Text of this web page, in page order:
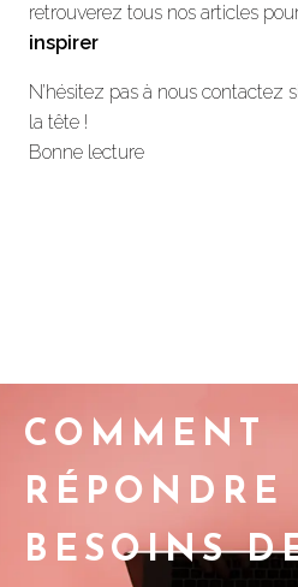
retrouverez tous nos articles
inspirer
N’hésitez pas à nous contactez
la tête !
Bonne lecture
COMMENT
RÉPONDRE
BESOINS